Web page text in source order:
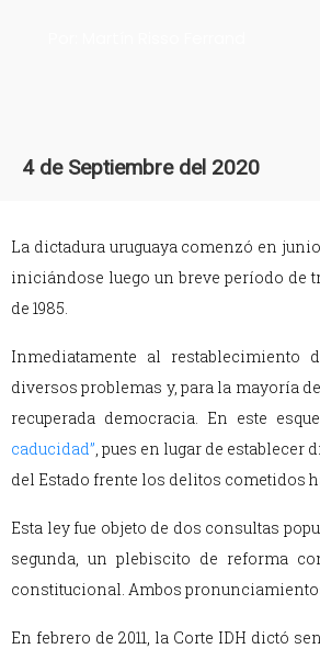
4 de Septiembre del 2020
La dictadura uruguaya comenzó en
iniciándose luego un breve período de
de 1985.
Inmediatamente al restablecimiento
diversos problemas y, para la mayoría
recuperada democracia. En este
caducidad”, pues en lugar de
del Estado frente los delitos cometidos
Esta ley fue objeto de dos consultas
segunda, un plebiscito de reforma
constitucional. Ambos
En febrero de 2011, la Corte IDH dictó